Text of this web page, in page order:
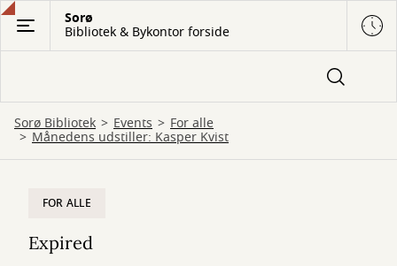
Gå
hovedindhold
Sorø
Bibliotek & Bykontor forside
Sorø Bibliotek Events For alle
Månedens udstiller: Kasper Kvist
FOR ALLE
Expired